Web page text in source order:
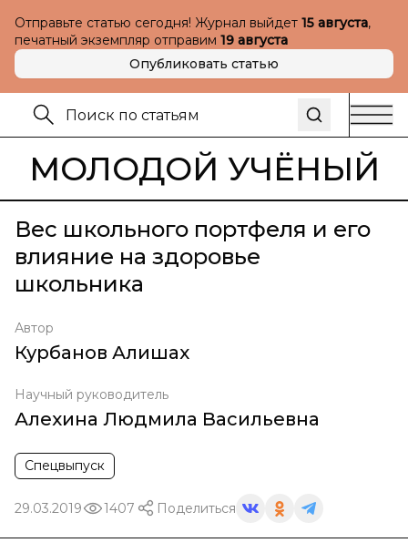
Отправьте статью сегодня! Журнал выйдет 15 августа,
печатный экземпляр отправим 19 августа
Опубликовать статью
МОЛОДОЙ УЧЁНЫЙ
Вес школьного портфеля и его
влияние на здоровье
школьника
Автор
Курбанов Алишах
Научный руководитель
Алехина Людмила Васильевна
Спецвыпуск
29.03.2019 1407 Поделиться